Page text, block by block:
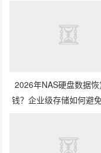
2026年NAS硬盘数据
钱？企业级存储如何避